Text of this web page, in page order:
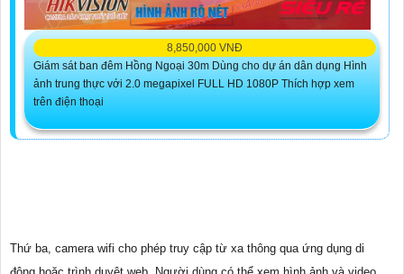
8,850,000 VNĐ
Giám sát ban đêm Hồng Ngoại 30m Dùng cho dự án dân dụng Hình
ảnh trung thực với 2.0 megapixel FULL HD 1080P Thích hợp xem
trên điện thoại
Thứ ba, camera wifi cho phép truy cập từ xa thông qua ứng dụng di